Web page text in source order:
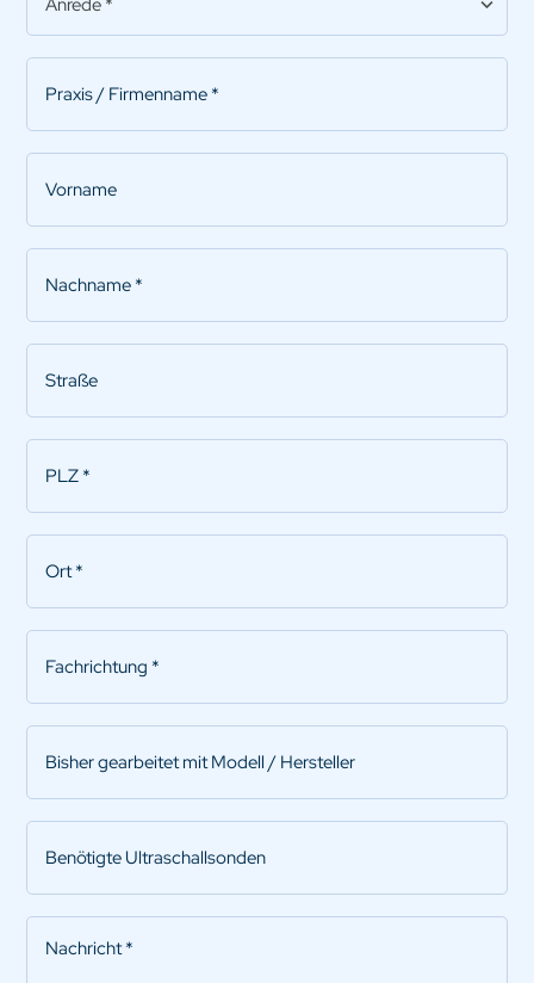
Praxis/Firmenname
Vorname
Nachname
Straße
PLZ
Ort
Fachrichtung
Bisher
gearbeitet
mit
Modell
Hersteller
Benötigte
Ultraschallsonden
Nachricht